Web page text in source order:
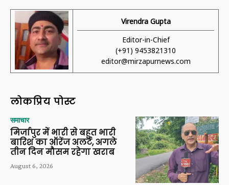
Virendra Gupta
Editor-in-Chief
(+91) 9453821310
editor@mirzapurnews.com
लोकप्रिय पोस्ट
समाचार
मिर्जापुर में भारी से बहुत भारी
बारिश का ऑरेंज अलर्ट, अगले
तीन दिन मौसम रहेगा खराब
August 6, 2026